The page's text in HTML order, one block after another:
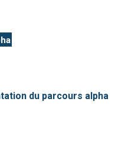
du parcours alpha